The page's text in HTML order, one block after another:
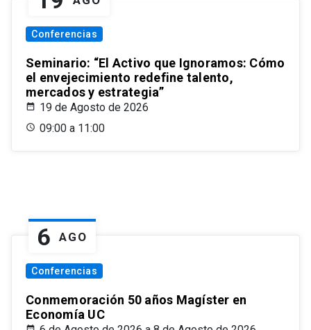
Conferencias
Seminario: “El Activo que Ignoramos: Cómo
el envejecimiento redefine talento,
mercados y estrategia”
19 de Agosto de 2026
09:00 a 11:00
6 AGO
Conferencias
Conmemoración 50 años Magíster en
Economía UC